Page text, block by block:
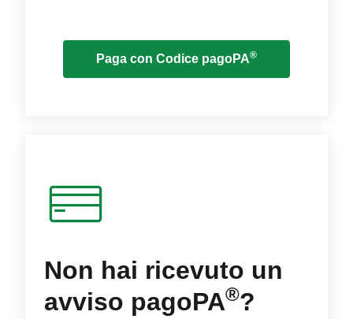
Paga con Codice pagoPA®
Non hai ricevuto un
avviso pagoPA®?